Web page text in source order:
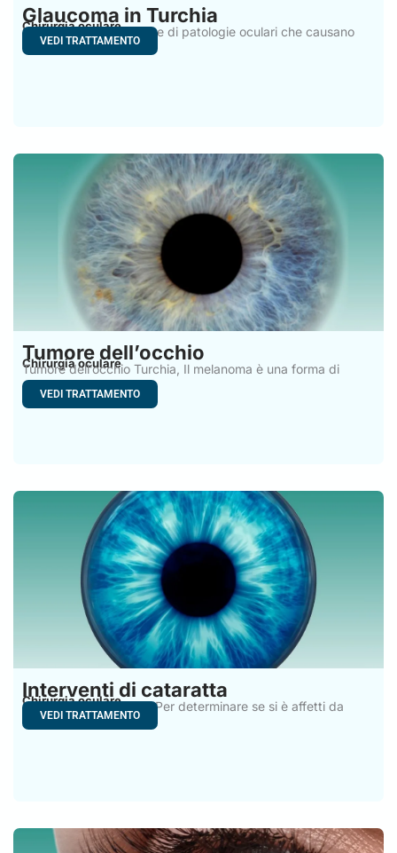
Glaucoma in Turchia
Chirurgia oculare
Il glaucoma è una classe di patologie oculari che causano
VEDI TRATTAMENTO
Tumore dell’occhio
Chirurgia oculare
Tumore dell’occhio Turchia, Il melanoma è una forma di
cancro
VEDI TRATTAMENTO
Interventi di cataratta
Chirurgia oculare
Interventi di cataratta, Per determinare se si è affetti da
VEDI TRATTAMENTO